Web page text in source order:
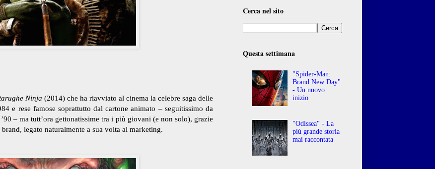
Ninja (2014) che ha riavviato al cinema la celebre saga delle
e rese famose soprattutto dal cartone animato – seguitissimo da
– ma tutt’ora gettonatissime tra i più giovani (e non solo), grazie
legato naturalmente a sua volta al marketing.
Cerca nel sito
Questa settimana
"Spider-Man:
Brand New Day"
- Un nuovo
inizio
"Odissea" - La
più grande storia
mai raccontata